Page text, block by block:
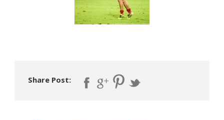
Share Post: